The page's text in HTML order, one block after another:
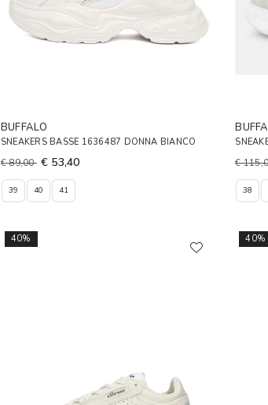
BUFFALO
SNEAKERS BASSE 1636487 DONNA BIANCO
€ 89,00 € 53,40
39 40 41
€
38
40% 40%